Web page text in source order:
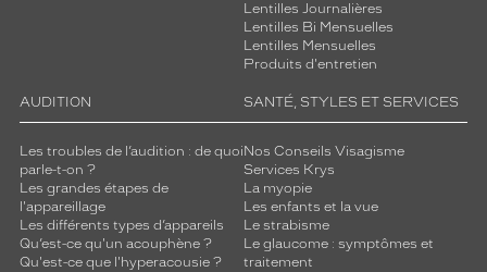
Lentilles Journalières
Lentilles Bi Mensuelles
Lentilles Mensuelles
Produits d'entretien
AUDITION
Les troubles de l’audition : de quoi
parle-t-on ?
Les grandes étapes de
l'appareillage
Les différents types d’appareils
Qu’est-ce qu'un acouphène ?
Qu'est-ce que l'hyperacousie ?
SANTÉ, STYLES ET SERVICES
Nos Conseils Visagisme
Services Krys
La myopie
Les enfants et la vue
Le strabisme
Le glaucome : symptômes et
traitement